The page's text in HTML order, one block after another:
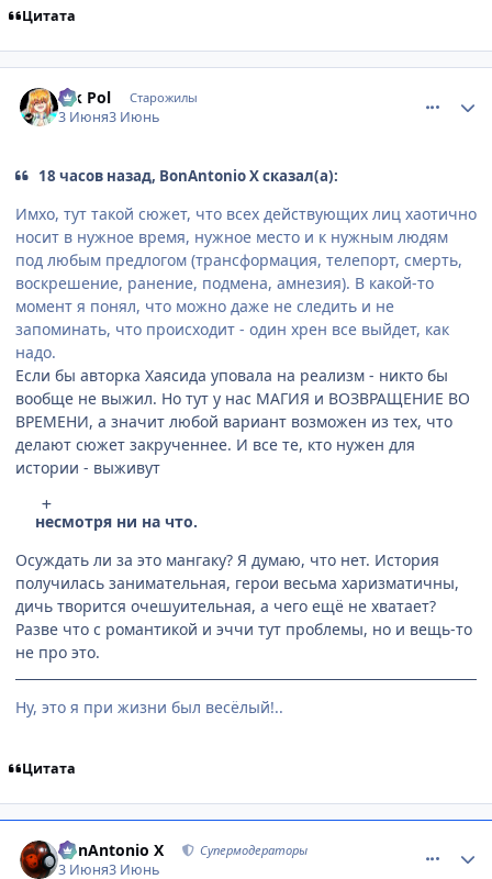
Цитата
Vik Pol Старожилы
3 Июня3 Июнь
18 часов назад, BonAntonio X сказал(а):
Имхо, тут такой сюжет, что всех действующих лиц хаотично
носит в нужное время, нужное место и к нужным людям
под любым предлогом (трансформация, телепорт, смерть,
воскрешение, ранение, подмена, амнезия). В какой-то
момент я понял, что можно даже не следить и не
запоминать, что происходит - один хрен все выйдет, как
надо.
Если бы авторка Хаясида уповала на реализм - никто бы
вообще не выжил. Но тут у нас МАГИЯ и ВОЗВРАЩЕНИЕ ВО
ВРЕМЕНИ, а значит любой вариант возможен из тех, что
делают сюжет закрученнее. И все те, кто нужен для
истории - выживут
несмотря ни на что.
Осуждать ли за это мангаку? Я думаю, что нет. История
получилась занимательная, герои весьма харизматичны,
дичь творится очешуительная, а чего ещё не хватает?
Разве что с романтикой и эччи тут проблемы, но и вещь-то
не про это.
Ну, это я при жизни был весёлый!..
Цитата
BonAntonio X Супермодераторы
3 Июня3 Июнь